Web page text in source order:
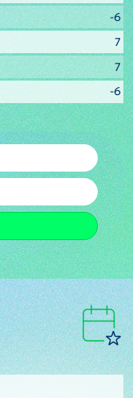
-6
7
7
-6